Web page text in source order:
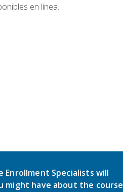
en línea.
Enrollment Specialists will
might have about the course